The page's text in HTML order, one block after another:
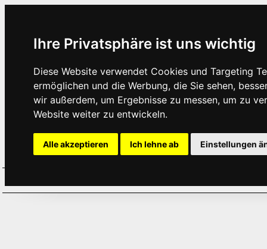
Ihre Privatsphäre ist uns wichtig
Diese Website verwendet Cookies und Targeting
ermöglichen und die Werbung, die Sie sehen,
wir außerdem, um Ergebnisse zu messen, um zu
Website weiter zu entwickeln.
Alle akzeptieren Ich lehne ab Einstellungen